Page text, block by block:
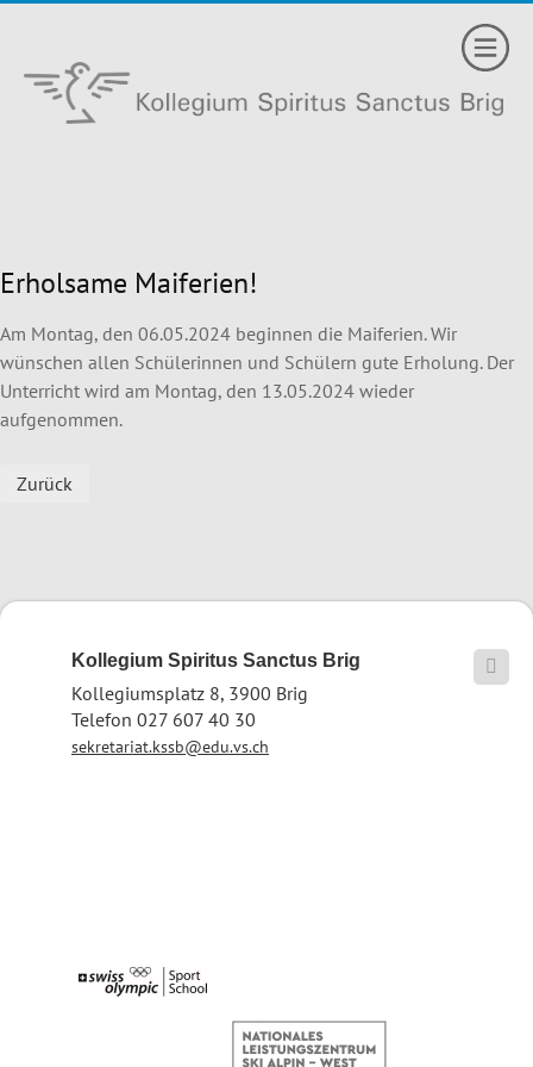
Erholsame Maiferien!
Am Montag, den 06.05.2024 beginnen die Maiferien. Wir
wünschen allen Schülerinnen und Schülern gute Erholung. Der
Unterricht wird am Montag, den 13.05.2024 wieder
aufgenommen.
Zurück
Kollegium Spiritus Sanctus Brig
Kollegiumsplatz 8, 3900 Brig
Telefon 027 607 40 30
sekretariat.kssb@edu.vs.ch
